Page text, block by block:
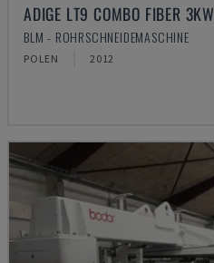
ADIGE LT9 COMBO FIBER 3KW
BLM - ROHRSCHNEIDEMASCHINE
POLEN 2012